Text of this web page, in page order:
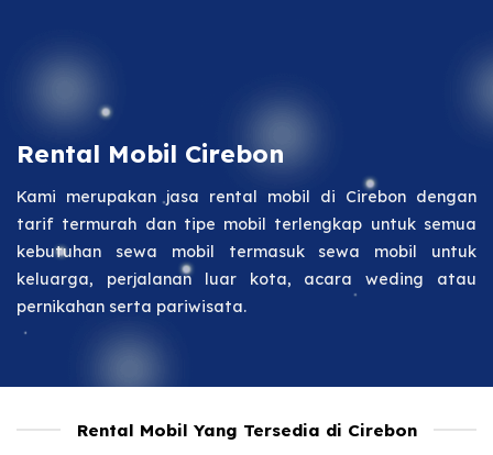
Rental Mobil Cirebon
Kami merupakan jasa rental mobil di Cirebon dengan
tarif termurah dan tipe mobil terlengkap untuk semua
kebutuhan sewa mobil termasuk sewa mobil untuk
keluarga, perjalanan luar kota, acara weding atau
pernikahan serta pariwisata.
Rental Mobil Yang Tersedia di Cirebon